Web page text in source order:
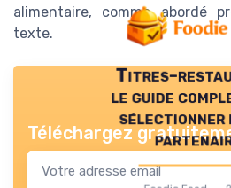
alimentaire, comme abordé
texte.
Titres-
le guide
sélectionner
Téléchargez